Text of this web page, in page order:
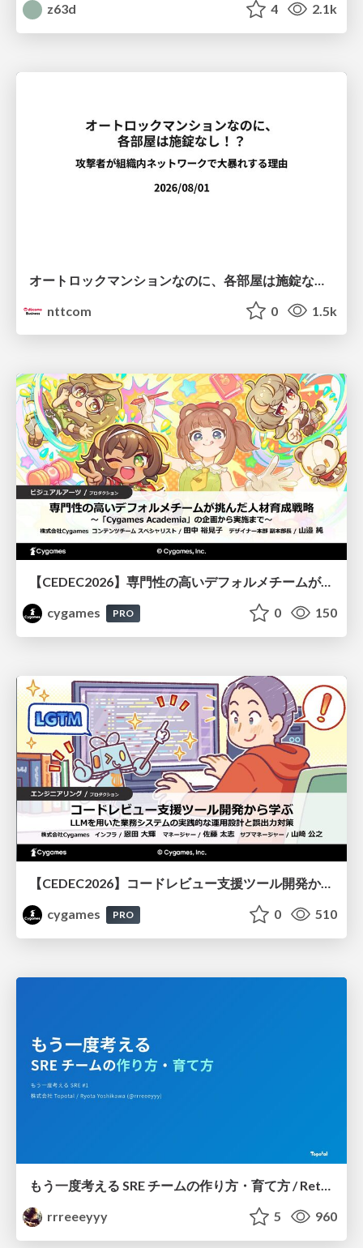
z63d
4 2.1k
nttcom
0 1.5k
【CEDEC2026】専門性の高いデフォルメチームが挑んだ人材育成戦略 〜Cygames Academiaの企画から実施まで〜
cygames
PRO 0 150
【CEDEC2026】コードレビュー支援ツール開発から学ぶ：LLMを用いた業務システムの実践的な運用設計と誤出力対策
cygames
PRO 0 510
rrreeeyyy
5 960